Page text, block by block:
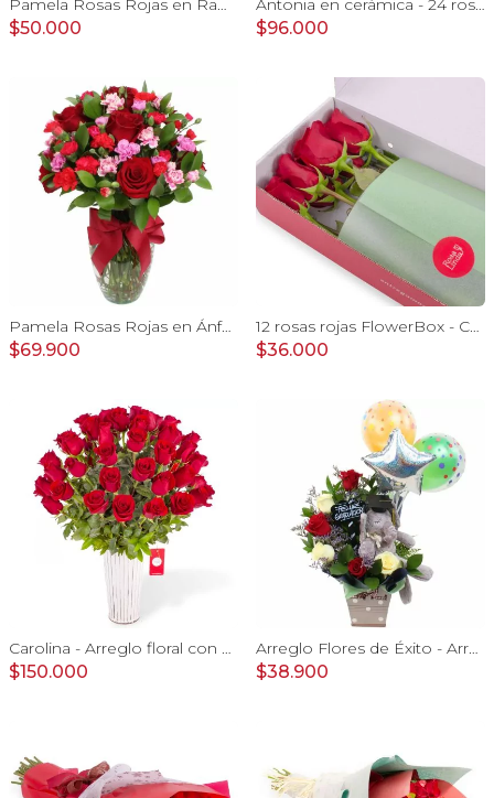
Pamela Rosas Rojas en Ramo - Ramo con con rosas rojas y mini claveles
$50.000
Antonia en cerámica - 24 rosas rojo y amarillo e hypericum
$96.000
Pamela Rosas Rojas en Ánfora - Florero de vidrio con con rosas rojas y mini claveles fucsias y rojos
$69.900
12 rosas rojas FlowerBox - Caja de flores con 12 rosas ecuatorianas rojas
$36.000
Carolina - Arreglo floral con 50 rosas rojas
$150.000
Arreglo Flores de Éxito - Arreglo floral para graduaciones con rosas rojas y blancas, peluche de elefante, pizarra y globos
$38.900